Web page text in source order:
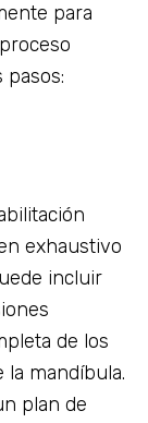
para
exhaustivo
incluir
de los
la mandíbula.
plan de